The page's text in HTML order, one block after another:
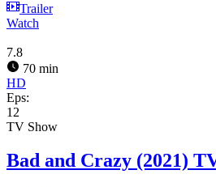
Trailer
Watch
7.8
70 min
HD
Eps:
12
TV Show
Bad and Crazy (2021)